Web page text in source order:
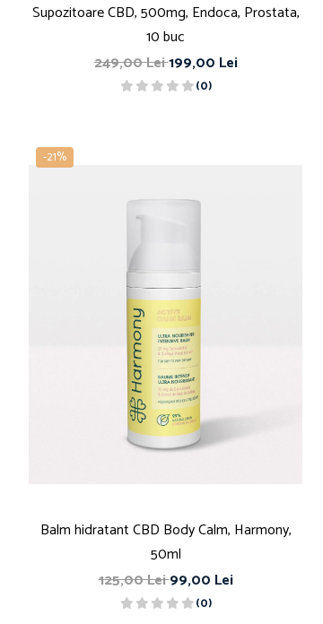
Supozitoare CBD, 500mg, Endoca, Prostata,
10 buc
249,00 Lei199,00 Lei
(0)
-21%
Balm hidratant CBD Body Calm, Harmony,
50ml
125,00 Lei99,00 Lei
(0)